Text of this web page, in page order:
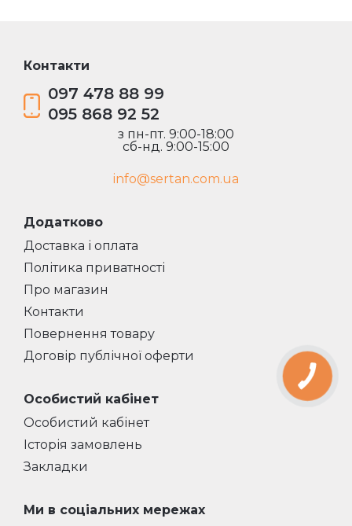
Контакти
097 478 88 99
095 868 92 52
з пн-пт. 9:00-18:00
сб-нд. 9:00-15:00
info@sertan.com.ua
Додатково
Доставка і оплата
Політика приватності
Про магазин
Контакти
Повернення товару
Договір публічної оферти
Особистий кабінет
Особистий кабінет
Історія замовлень
Закладки
Ми в соціальних мережах